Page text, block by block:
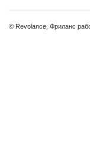
© Revolance, Фриланс